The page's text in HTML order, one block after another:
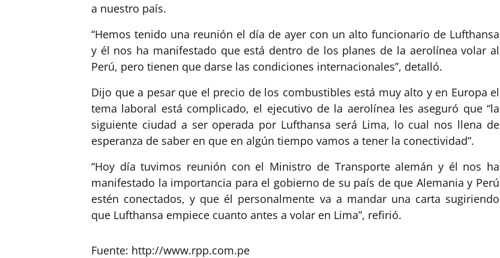
a nuestro país.
“Hemos tenido una reunión el día de ayer con un alto funcionario de Lufthansa
y él nos ha manifestado que está dentro de los planes de la aerolínea volar al
Perú, pero tienen que darse las condiciones internacionales”, detalló.
Dijo que a pesar que el precio de los combustibles está muy alto y en Europa el
tema laboral está complicado, el ejecutivo de la aerolínea les aseguró que “la
siguiente ciudad a ser operada por Lufthansa será Lima, lo cual nos llena de
esperanza de saber en que en algún tiempo vamos a tener la conectividad”.
“Hoy día tuvimos reunión con el Ministro de Transporte alemán y él nos ha
manifestado la importancia para el gobierno de su país de que Alemania y Perú
estén conectados, y que él personalmente va a mandar una carta sugiriendo
que Lufthansa empiece cuanto antes a volar en Lima”, refirió.
Fuente: http://www.rpp.com.pe